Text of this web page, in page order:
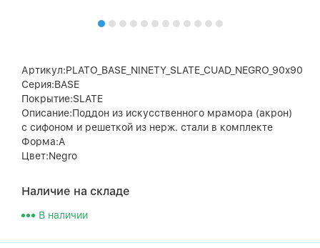
Артикул:PLATO_BASE_NINETY_SLATE_CUAD_NEGRO_90x90
Серия:BASE
Покрытие:SLATE
Описание:Поддон из искусственного мрамора (акрон)
с сифоном и решеткой из нерж. стали в комплекте
Форма:A
Цвет:Negro
Наличие на складе
В наличии